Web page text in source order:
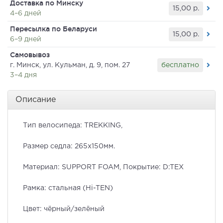
Доставка по Минску
4–6 дней
15,00 р.
Пересылка по Беларуси
6–9 дней
15,00 р.
Самовывоз
г. Минск, ул. Кульман, д. 9, пом. 27
3–4 дня
бесплатно
Описание
Тип велосипеда: TREKKING,
Размер седла: 265x150мм.
Материал: SUPPORT FOAM, Покрытие: D:TEX
Рамка: стальная (Hi-TEN)
Цвет: чёрный/зелёный